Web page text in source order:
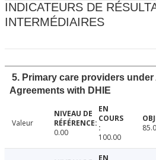
INDICATEURS DE
INTERMÉDIAIRES
5. Primary care providers
Agreements with DHIE
Valeur
0.00
100.00